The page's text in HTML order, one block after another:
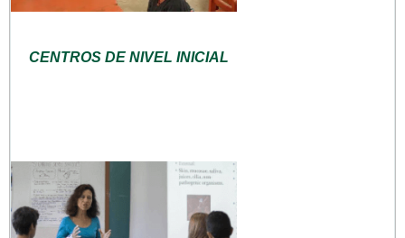
CENTROS DE NIVEL INICIAL